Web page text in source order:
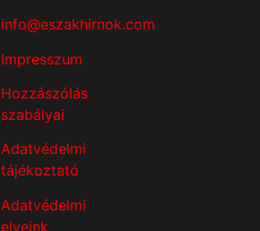
info@eszakhirnok.com
Impresszum
Hozzászólás
szabályai
Adatvédelmi
tájékoztató
Adatvédelmi
elveink